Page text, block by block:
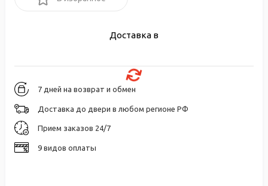
Доставка в
7 дней на возврат и обмен
Доставка до двери в любом регионе РФ
Прием заказов 24/7
9 видов оплаты